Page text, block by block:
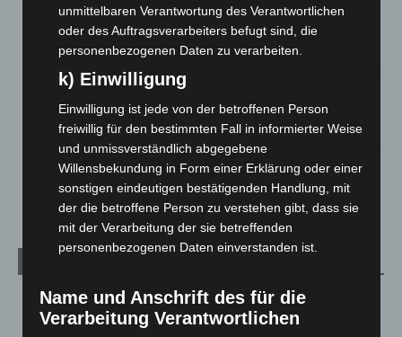
Region Hannover: 21 neue Notfallsanitäter starten beim
Roten Kreuz
5. August 2026
Mann läuft mit Hockeyschläger über A7 – Polizei sucht
Zeugen
5. August 2026
Celle: Mensch stirbt bei Bagger-Unfall auf Baustelle
5. August 2026
Blaulicht
Corona-News
unmittelbaren Verantwortung des Verantwortlichen
oder des Auftragsverarbeiters befugt sind, die
personenbezogenen Daten zu verarbeiten.
k) Einwilligung
Einwilligung ist jede von der betroffenen Person
freiwillig für den bestimmten Fall in informierter Weise
und unmissverständlich abgegebene
Willensbekundung in Form einer Erklärung oder einer
sonstigen eindeutigen bestätigenden Handlung, mit
der die betroffene Person zu verstehen gibt, dass sie
mit der Verarbeitung der sie betreffenden
personenbezogenen Daten einverstanden ist.
Name und Anschrift des für die
Verarbeitung Verantwortlichen